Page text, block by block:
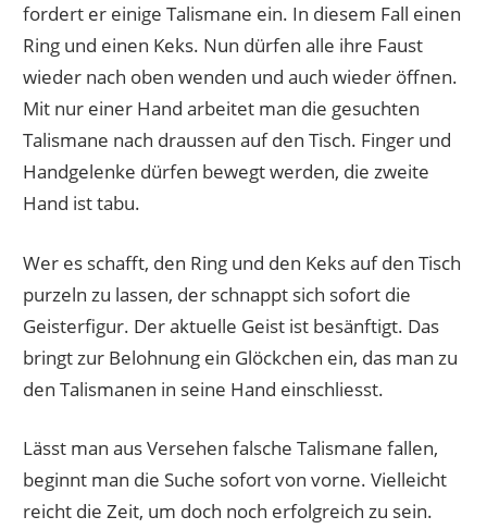
fordert er einige Talismane ein. In diesem Fall einen
Ring und einen Keks. Nun dürfen alle ihre Faust
wieder nach oben wenden und auch wieder öffnen.
Mit nur einer Hand arbeitet man die gesuchten
Talismane nach draussen auf den Tisch. Finger und
Handgelenke dürfen bewegt werden, die zweite
Hand ist tabu.
Wer es schafft, den Ring und den Keks auf den Tisch
purzeln zu lassen, der schnappt sich sofort die
Geisterfigur. Der aktuelle Geist ist besänftigt. Das
bringt zur Belohnung ein Glöckchen ein, das man zu
den Talismanen in seine Hand einschliesst.
Lässt man aus Versehen falsche Talismane fallen,
beginnt man die Suche sofort von vorne. Vielleicht
reicht die Zeit, um doch noch erfolgreich zu sein.